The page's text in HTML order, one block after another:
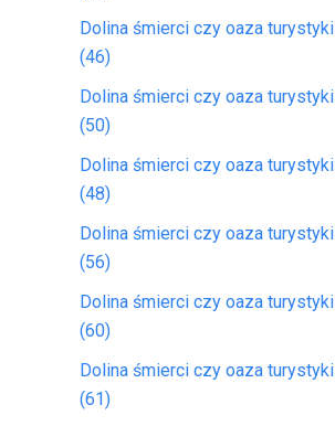
Dolina śmierci czy oaza turystyki
(46)
Dolina śmierci czy oaza turystyki
(50)
Dolina śmierci czy oaza turystyki
(48)
Dolina śmierci czy oaza turystyki
(56)
Dolina śmierci czy oaza turystyki
(60)
Dolina śmierci czy oaza turystyki
(61)